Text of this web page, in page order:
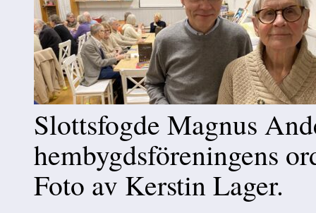
Slottsfogde Magnus
hembygdsföreningens
Foto av Kerstin Lager.